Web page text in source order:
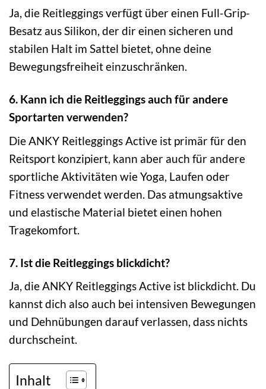
Ja, die Reitleggings verfügt über einen Full-Grip-
Besatz aus Silikon, der dir einen sicheren und
stabilen Halt im Sattel bietet, ohne deine
Bewegungsfreiheit einzuschränken.
6. Kann ich die Reitleggings auch für andere
Sportarten verwenden?
Die ANKY Reitleggings Active ist primär für den
Reitsport konzipiert, kann aber auch für andere
sportliche Aktivitäten wie Yoga, Laufen oder
Fitness verwendet werden. Das atmungsaktive
und elastische Material bietet einen hohen
Tragekomfort.
7. Ist die Reitleggings blickdicht?
Ja, die ANKY Reitleggings Active ist blickdicht. Du
kannst dich also auch bei intensiven Bewegungen
und Dehnübungen darauf verlassen, dass nichts
durchscheint.
Inhalt